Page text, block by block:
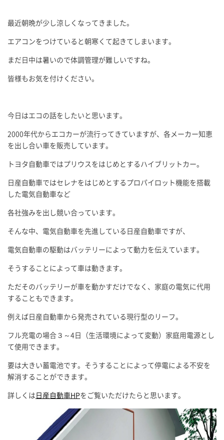
最近朝晩が少し涼しくなってきました。
エアコンをつけていると朝寒くて起きてしまいます。
まだ日中は暑いので体調管理が難しいですね。
皆様もお気を付けください。
今日はエコの話をしたいと思います。
2000年代からエコカーが流行ってきていますが、各メーカー知恵
を出し合い車を販売しています。
トヨタ自動車ではプリウスをはじめとするハイブリットカー。
日産自動車ではセレナをはじめとするプロパイロット機能を搭載
した電気自動車など
各社強みを出し競い合っています。
そんな中、電気自動車を先進している日産自動車ですが、
電気自動車の駆動はバッテリーによって動力を伝えています。
そうすることによって車は動きます。
ただそのバッテリーが車を動かすだけでなく、家庭の電気に代用
することもできます。
例えば日産自動車から発売されている現行型のリーフ。
フル充電の場合３～4日（生活環境によって変動）家庭用電源とし
て使用できます。
要は大きい蓄電池です。そうすることによって停電による不安を
解消することができます。
詳しくは 日産自動車HPをご覧いただけたらと思います。